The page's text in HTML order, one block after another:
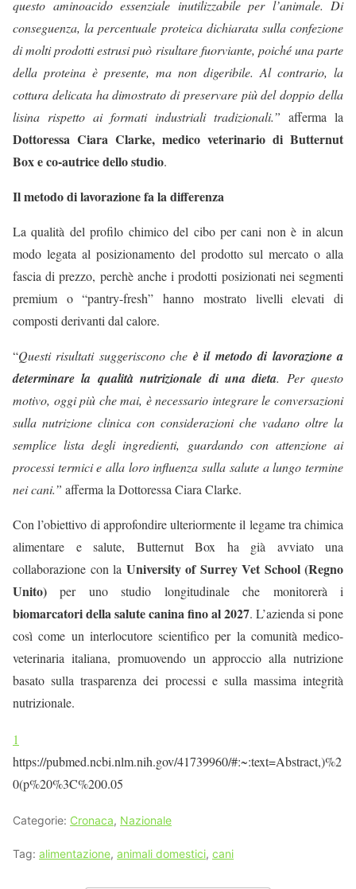
questo aminoacido essenziale inutilizzabile per l’animale. Di
conseguenza, la percentuale proteica dichiarata sulla confezione
di molti prodotti estrusi può risultare fuorviante, poiché una parte
della proteina è presente, ma non digeribile. Al contrario, la
cottura delicata ha dimostrato di preservare più del doppio della
lisina rispetto ai formati industriali tradizionali.” afferma la
Dottoressa Ciara Clarke, medico veterinario di Butternut
Box e co-autrice dello studio.
Il metodo di lavorazione fa la differenza
La qualità del profilo chimico del cibo per cani non è in alcun
modo legata al posizionamento del prodotto sul mercato o alla
fascia di prezzo, perchè anche i prodotti posizionati nei segmenti
premium o “pantry-fresh” hanno mostrato livelli elevati di
composti derivanti dal calore.
“Questi risultati suggeriscono che è il metodo di lavorazione a
determinare la qualità nutrizionale di una dieta. Per questo
motivo, oggi più che mai, è necessario integrare le conversazioni
sulla nutrizione clinica con considerazioni che vadano oltre la
semplice lista degli ingredienti, guardando con attenzione ai
processi termici e alla loro influenza sulla salute a lungo termine
nei cani.” afferma la Dottoressa Ciara Clarke.
Con l’obiettivo di approfondire ulteriormente il legame tra chimica
alimentare e salute, Butternut Box ha già avviato una
collaborazione con la University of Surrey Vet School (Regno
Unito)per uno studio longitudinale che monitorerà i
biomarcatori della salute canina fino al 2027. L’azienda si pone
così come un interlocutore scientifico per la comunità medico-
veterinaria italiana, promuovendo un approccio alla nutrizione
basato sulla trasparenza dei processi e sulla massima integrità
nutrizionale.
1
https://pubmed.ncbi.nlm.nih.gov/41739960/#:~:text=Abstract,)%2
0(p%20%3C%200.05
Categorie: Cronaca, Nazionale
Tag: alimentazione, animali domestici, cani